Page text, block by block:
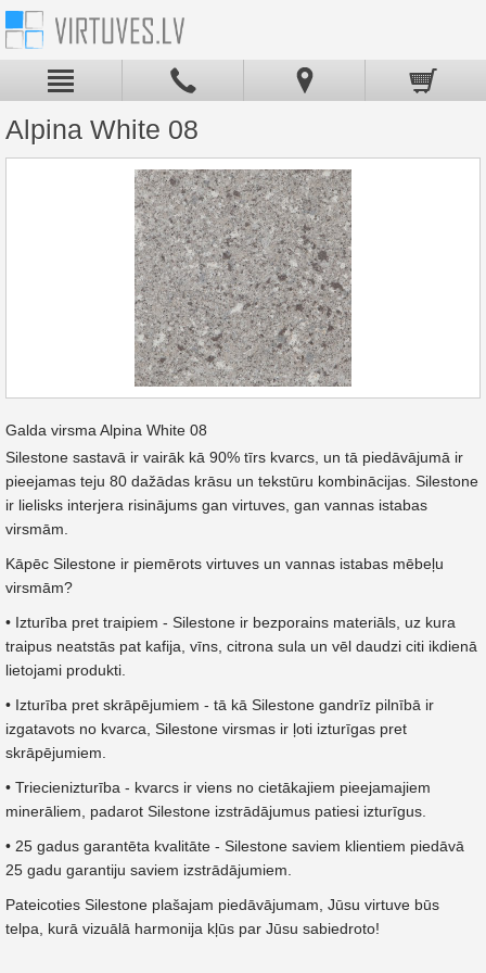
Alpina White 08
Galda virsma Alpina White 08
Silestone sastavā ir vairāk kā 90% tīrs kvarcs, un tā piedāvājumā ir
pieejamas teju 80 dažādas krāsu un tekstūru kombinācijas. Silestone
ir lielisks interjera risinājums gan virtuves, gan vannas istabas
virsmām.
Kāpēc Silestone ir piemērots virtuves un vannas istabas mēbeļu
virsmām?
• Izturība pret traipiem - Silestone ir bezporains materiāls, uz kura
traipus neatstās pat kafija, vīns, citrona sula un vēl daudzi citi ikdienā
lietojami produkti.
• Izturība pret skrāpējumiem - tā kā Silestone gandrīz pilnībā ir
izgatavots no kvarca, Silestone virsmas ir ļoti izturīgas pret
skrāpējumiem.
• Triecienizturība - kvarcs ir viens no cietākajiem pieejamajiem
minerāliem, padarot Silestone izstrādājumus patiesi izturīgus.
• 25 gadus garantēta kvalitāte - Silestone saviem klientiem piedāvā
25 gadu garantiju saviem izstrādājumiem.
Pateicoties Silestone plašajam piedāvājumam, Jūsu virtuve būs
telpa, kurā vizuālā harmonija kļūs par Jūsu sabiedroto!